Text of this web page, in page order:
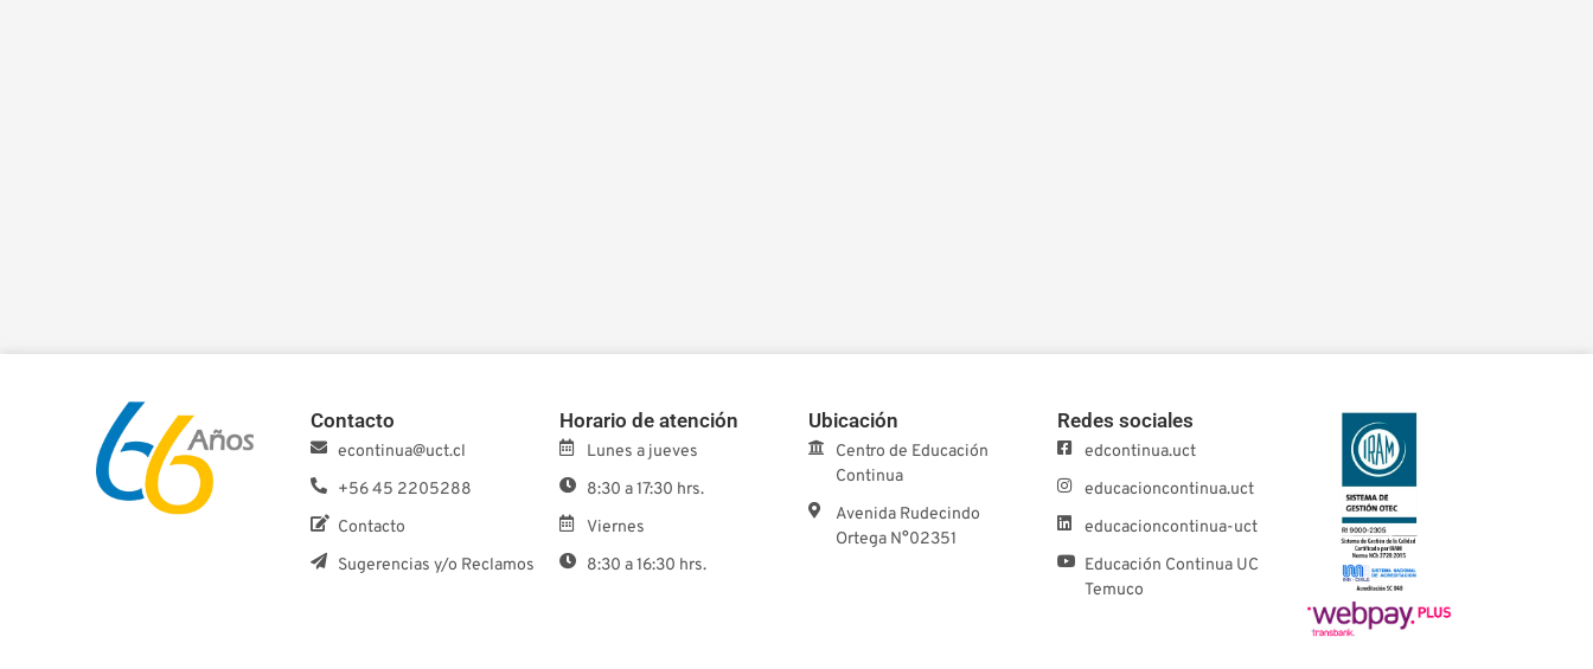
Contacto
econtinua@uct.cl
+56 45 2205288
Contacto
Sugerencias y/o Reclamos
Horario de atención
Lunes a jueves
8:30 a 17:30 hrs.
Viernes
8:30 a 16:30 hrs.
Ubicación
Centro de Educación
Continua
Avenida Rudecindo
Ortega N°02351
Redes sociales
edcontinua.uct
educacioncontinua.uct
educacioncontinua-uct
Educación Continua UC
Temuco